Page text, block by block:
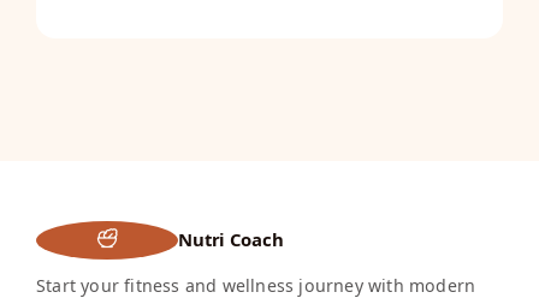
Nutri Coach
Start your fitness and wellness journey with modern